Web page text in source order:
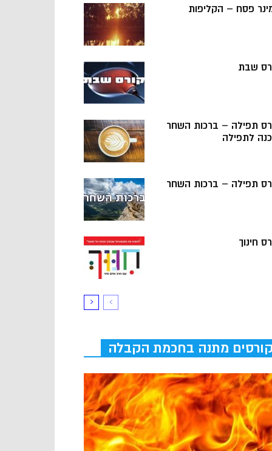
פסח – הקליפות
שבת
תפילה – ברכות השחר
לתפילה
תפילה – ברכות השחר
חינוך
קורסים מתנה בחכמת הקבלה